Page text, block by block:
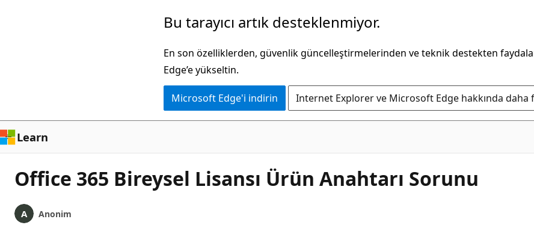
Bu tarayıcı artık desteklenmiyor.
En son özelliklerden, güvenlik güncelleştirmelerinden ve teknik destekten
Edge’e yükseltin.
Microsoft Edge'i indirin Internet Explorer ve Microsoft Edge hakkında daha
Learn
Office 365 Bireysel Lisansı Ürün Anahtarı Sorunu
Anonim